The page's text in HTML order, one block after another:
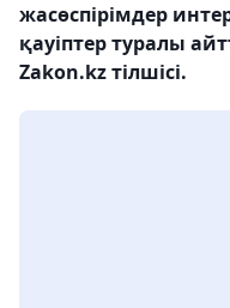
жасөспірімдер
қауіптер туралы
Zakon.kz тілшісі.